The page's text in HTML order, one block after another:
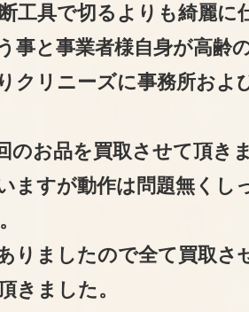
工具で切るよりも綺麗に
事と事業者様自身が高齢
クリニーズに事務所およ
のお品を買取させて頂き
ますが動作は問題無くし
りましたので全て買取さ
きました。